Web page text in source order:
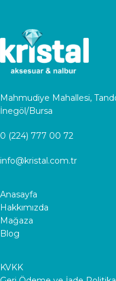
Mahmudiye Mahallesi,
İnegöl/Bursa
0 (224) 777 00 72
info@kristal.com.tr
Anasayfa
Hakkımızda
Mağaza
Blog
KVKK